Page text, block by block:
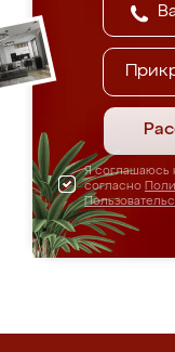
Я соглашаюсь
согласно